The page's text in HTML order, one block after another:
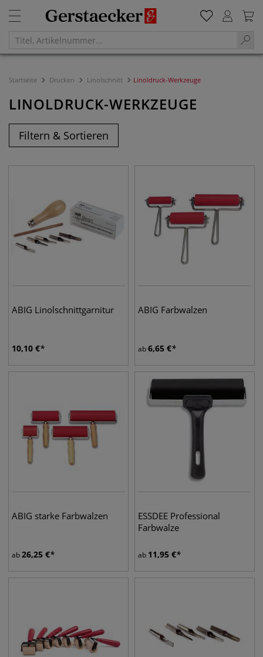
Startseite Drucken Linolschnitt Linoldruck-Werkzeuge
LINOLDRUCK-WERKZEUGE
Filtern & Sortieren
ABIG Linolschnittgarnitur
10,10 €
ABIG Farbwalzen
ab6,65 €
ABIG starke Farbwalzen
ab26,25 €
ESSDEE Professional
Farbwalze
ab 11,95 €